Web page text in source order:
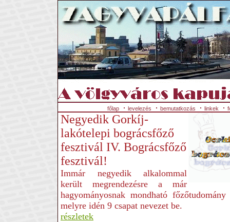
főlap levelezés bemutatkozás linkek
Negyedik Gorkíj-
lakótelepi bográcsfőző
fesztivál IV. Bográcsfőző
fesztivál!
Immár negyedik alkalommal
került megrendezésre a már
hagyományosnak mondható
melyre idén 9 csapat nevezet be.
részletek